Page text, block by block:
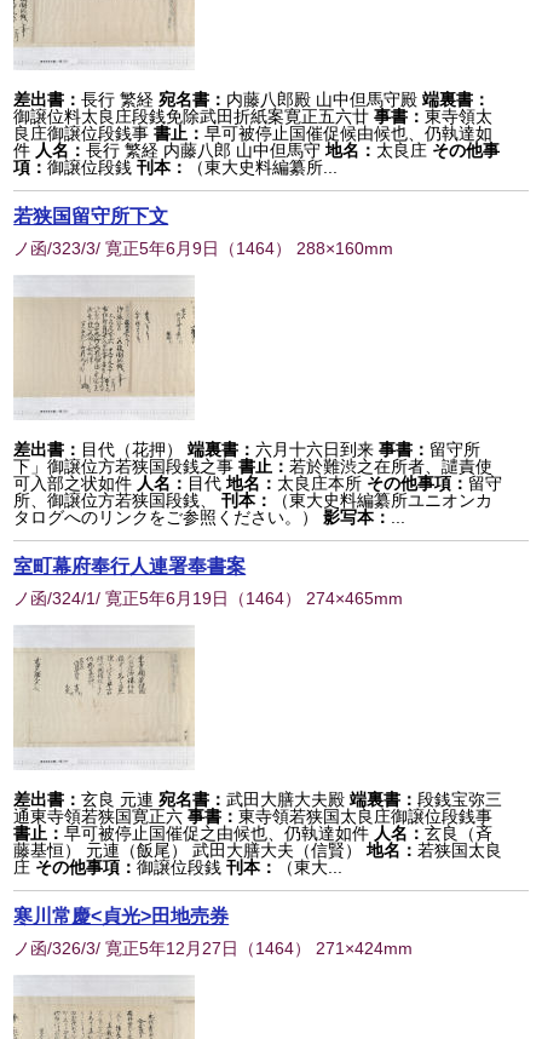
差出書：長行 繁経 宛名書： 内藤八郎殿 山中但馬守殿 端裏書：
御譲位料太良庄段銭免除武田折紙案寛正五六廿 事書：東寺領太
良庄御譲位段銭事 書止：早可被停止国催促候由候也、仍執達如
件 人名：長行 繁経 内藤八郎 山中但馬守 地名： 太良庄 その他事
項：御譲位段銭 刊本： （東大史料編纂所...
若狭国留守所下文
ノ函/323/3/ 寛正5年6月9日 （1464） 288×160mm
差出書： 目代（花押） 端裏書：六月十六日到来 事書： 留守所
下」御譲位方若狭国段銭之事 書止：若於難渋之在所者、譴責使
可入部之状如件 人名： 目代 地名： 太良庄本所 その他事項： 留守
所、御譲位方若狭国段銭、
刊本：
（東大史料編纂所ユニオンカ
タログへのリンクをご参照ください。）
影写本：
室町幕府奉行人連署奉書案
ノ函/324/1/ 寛正5年6月19日 （1464） 274×465mm
差出書：玄良 元連 宛名書：武田大膳大夫殿 端裏書：段銭宝弥三
通東寺領若狭国寛正六 事書：東寺領若狭国太良庄御譲位段銭事
書止：早可被停止国催促之由候也、仍執達如件 人名：玄良（斉
藤基恒） 元連（飯尾） 武田大膳大夫（信賢）
地名：若狭国太良
庄 その他事項：御譲位段銭 刊本： （東大...
寒川常慶<貞光>田地売券
ノ函/326/3/ 寛正5年12月27日 （1464） 271×424mm